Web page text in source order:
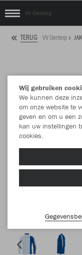
VV Oerterp
TERUG VV Oerterp
Wij gebruiken
We kunnen deze
om onze website te
geven en om u een
kan uw instellingen
cookies.